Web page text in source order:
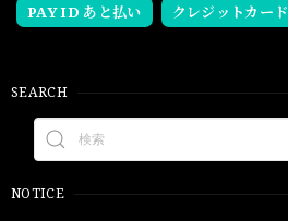
PAY ID あと払い
クレジットカード
SEARCH
NOTICE